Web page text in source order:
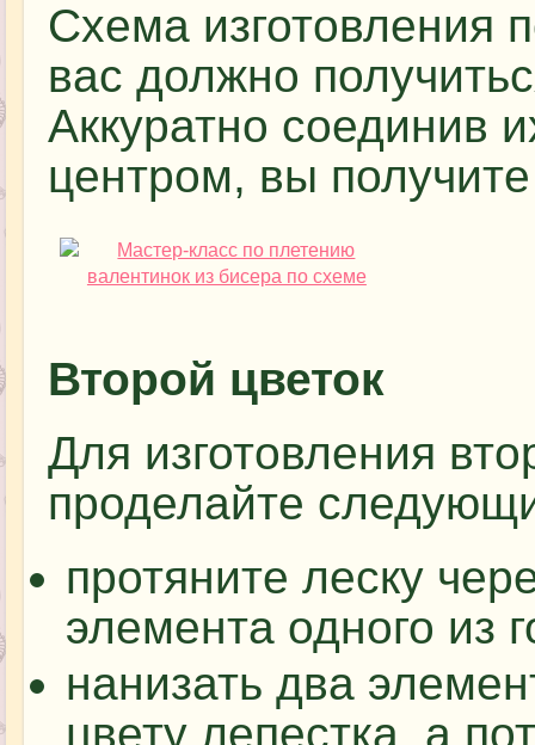
Схема изготовления
вас должно
Аккуратно соединив
центром, вы
Второй цветок
Для изготовления
проделайте
протяните леску
элемента одного из
нанизать два
цвету лепестка, а